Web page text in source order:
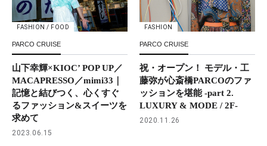
FASHION / FOOD
PARCO CRUISE
山下幸輝×KIOC’ POP UP／
MACAPRESSO／mimi33｜
記憶と結びつく、心くすぐ
るファッション&スイーツを
求めて
2023.06.15
FASHION
PARCO CRUISE
祝・オープン！ モデル・工
藤弥が心斎橋PARCOのファ
ッションを堪能 -part 2.
LUXURY & MODE / 2F-
2020.11.26